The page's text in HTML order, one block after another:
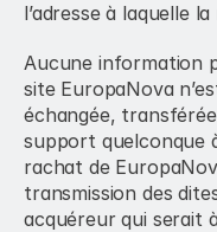
l’adresse à laquelle
Aucune information
site EuropaNova
échangée,
support quelconque
rachat de
transmission des
acquéreur qui serait